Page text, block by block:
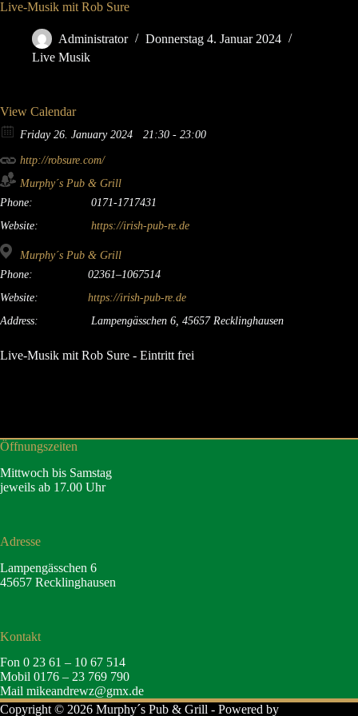
Live-Musik mit Rob Sure
Administrator
Donnerstag 4. Januar 2024
Live Musik
View Calendar
Friday 26. January 2024 21:30 - 23:00
http://robsure.com/
Murphy´s Pub & Grill
Phone:
0171-1717431
Website:
https://irish-pub-re.de
Murphy´s Pub & Grill
Phone:
02361–1067514
Website:
https://irish-pub-re.de
Address:
Lampengässchen 6, 45657 Recklinghausen
Live-Musik mit Rob Sure - Eintritt frei
Öffnungszeiten
Mittwoch bis Samstag
jeweils ab 17.00 Uhr
Adresse
Lampengässchen 6
45657 Recklinghausen
Kontakt
Fon 0 23 61 – 10 67 514
Mobil 0176 – 23 769 790
Mail mikeandrewz@gmx.de
Copyright © 2026 Murphy´s Pub & Grill - Powered by